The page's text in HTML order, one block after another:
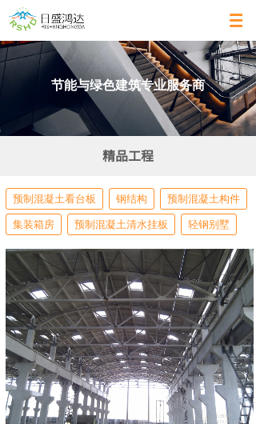
节能与绿色建筑专业服务商
精品工程
预制混凝土看台板 钢结构 预制混凝土构件
集装箱房 预制混凝土清水挂板 轻钢别墅